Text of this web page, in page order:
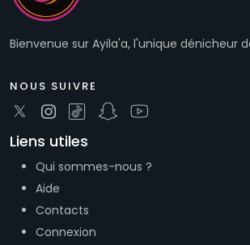
Bienvenue sur Ayila'a, l'unique dénicheur
NOUS SUIVRE
Liens utiles
Qui sommes-nous ?
Aide
Contacts
Connexion